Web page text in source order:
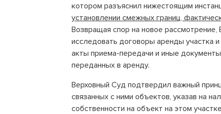
котором разъяснил нижестоящим
установлении смежных границ,
Возвращая спор на новое
исследовать договоры аренды участка
акты приема-передачи и иные
переданных в аренду.
Верховный Суд подтвердил важный
связанных с ними объектов, указав на
собственности на объект на этом